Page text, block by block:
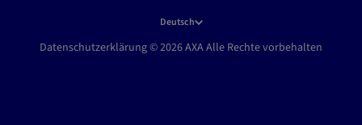
n
Deutsch
Datenschutzerklärung © 2026 AXA Alle Rechte vorbehalten